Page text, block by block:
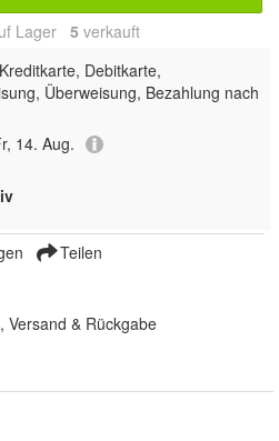
Lager 5 verkauft
Debitkarte,
Überweisung, Bezahlung nach
14. Aug.
Teilen
Versand & Rückgabe